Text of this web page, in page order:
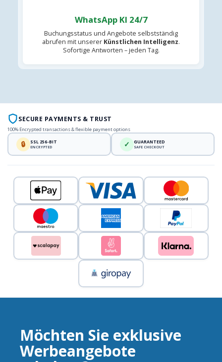
WhatsApp KI 24/7
Buchungsstatus und Angebote selbstständig
abrufen mit unserer Künstlichen Intelligenz.
Sofortige Antworten – jeden Tag.
SECURE PAYMENTS & TRUST
100% Encrypted transactions & flexible payment options
🔒 SSL 256-BIT
ENCRYPTED ✓ GUARANTEED
SAFE CHECKOUT
Möchten Sie exklusive
Werbeangebote